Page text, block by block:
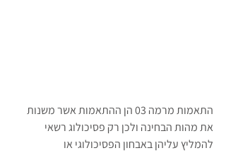
התאמות מרמה 03 הן ההתאמות אשר משנות
את מהות הבחינה ולכן רק פסיכולוג רשאי
להמליץ עליהן באבחון הפסיכולוגי או